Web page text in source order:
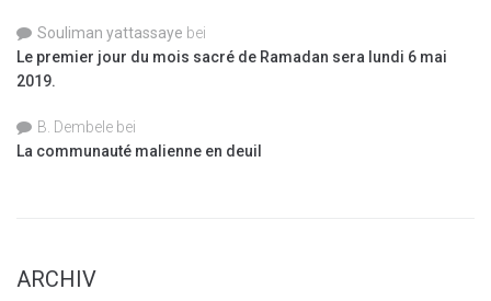
Souliman yattassaye bei
Le premier jour du mois sacré de Ramadan sera lundi 6 mai
2019.
B. Dembele bei
La communauté malienne en deuil
ARCHIV